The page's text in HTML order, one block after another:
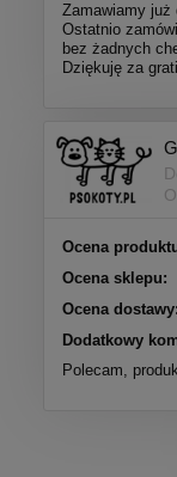
Zamawiamy już
Ostatnio
bez żadnych
Dziękuję za
Ocena
Ocena sklepu:
Ocena dostawy:
Dodatkowy
Polecam,